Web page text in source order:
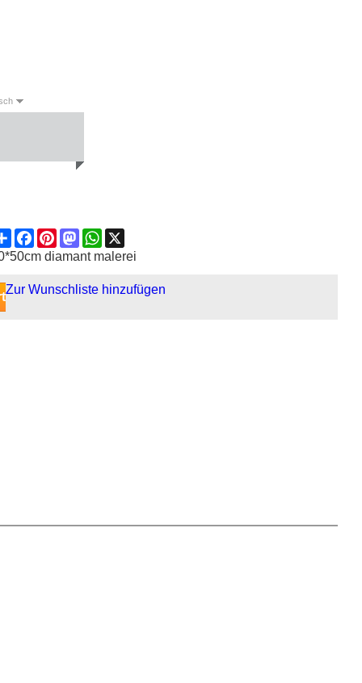
ShareFacebook
PinterestMastodonWhatsApp
diamant malerei
Zur Wunschliste hinzufügen